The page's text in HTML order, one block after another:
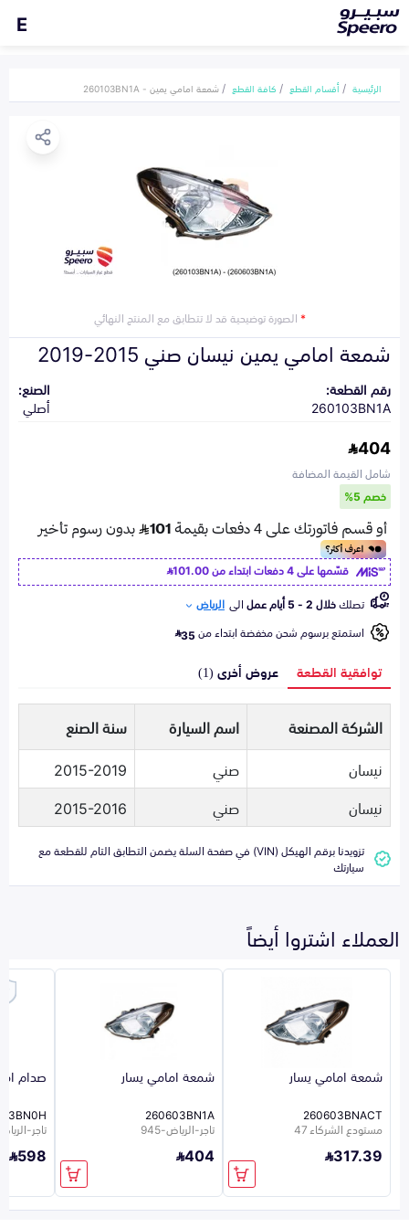
E
الرئيسية أقسام القطع كافة القطع شمعة امامي يمين - 260103BN1A
*الصورة توضيحية قد لا تتطابق مع المنتج النهائي
شمعة امامي يمين نيسان صني 2015-2019
رقم القطعة:
260103BN1A
الصنع:
أصلي
404
شامل القيمة المضافة
خصم 5%
قسّمها على 4 دفعات ابتداء من
101.00
تصلكخلال 2 - 5 أيام عمل الى الرياض
استمتع برسوم شحن مخفضة ابتداء من35
توافقية القطعة عروض أخرى (1)
الشركة المصنعة اسم السيارة
سنة الصنع
نيسان
صني
2015-2019
نيسان
صني 2015-2016
تزويدنا برقم الهيكل (VIN) في صفحة السلة يضمن التطابق التام للقطعة مع
سيارتك
العملاء اشتروا أيضاً
شمعة امامي يسار
260603BNACT
مستودع الشركاء 47
317.39
شمعة امامي يسار
260603BN1A
تاجر-الرياض-945
404
صدام
تاجر-الرياض-
598